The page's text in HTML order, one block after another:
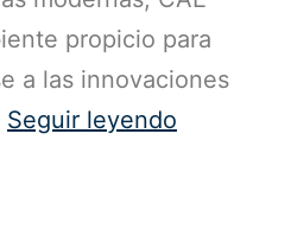
propicio para
a las innovaciones
Seguir leyendo